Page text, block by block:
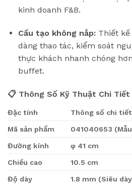
kinh doanh F&B.
Cấu tạo không nắp:Thiết kế
dàng thao tác, kiểm soát
thực khách nhanh chóng
buffet.
📋 Thông Số Kỹ Thuật Chi Tiết
Đặc tính Thông số chi tiết
Mã sản phẩm 041040653 (Mẫu
Đường kính φ 41 cm
Chiều cao 10.5 cm
Độ dày 1.8 mm (Siêu